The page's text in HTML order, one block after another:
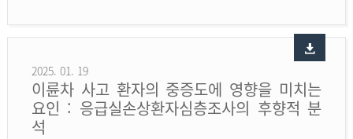
2025. 01. 19
이륜차 사고 환자의 중증도에 영향을 미치는
요인 : 응급실손상환자심층조사의 후향적 분
석